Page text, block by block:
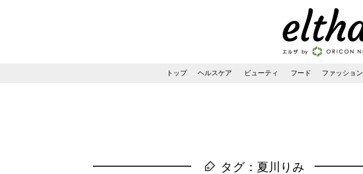
トップ ヘルスケア ビューティ フード ファッション
タグ：夏川りみ